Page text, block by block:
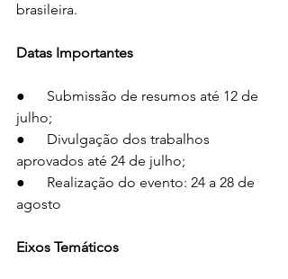
brasileira.
Datas Importantes
●      Submissão de resumos até 12 de
julho;
●      Divulgação dos trabalhos
aprovados até 24 de julho;
●      Realização do evento: 24 a 28 de
agosto
Eixos Temáticos